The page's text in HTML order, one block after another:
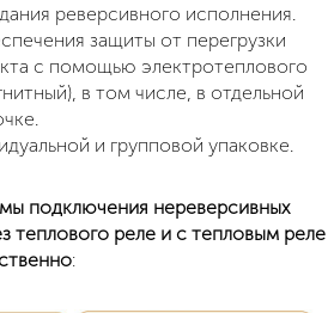
реверсивного исполнения.
защиты от перегрузки
с помощью электротеплового
в том числе, в отдельной
и групповой упаковке.
подключения нереверсивных
теплового реле и с тепловым реле
: